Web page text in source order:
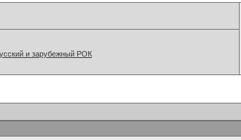
и зарубежный РОК